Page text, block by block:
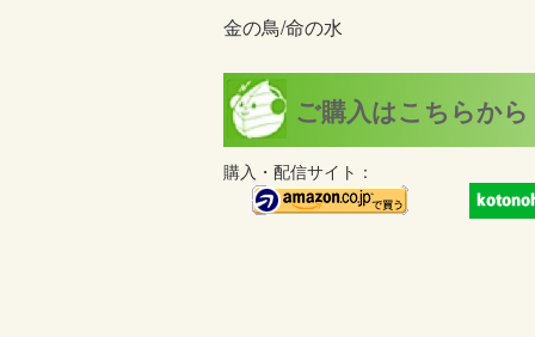
金の鳥/命の水
ご購入はこちらから
購入・配信サイト：